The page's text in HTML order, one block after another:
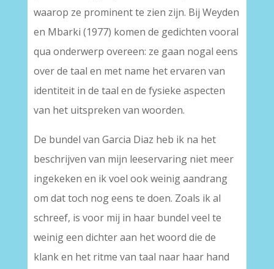
waarop ze prominent te zien zijn. Bij Weyden
en Mbarki (1977) komen de gedichten vooral
qua onderwerp overeen: ze gaan nogal eens
over de taal en met name het ervaren van
identiteit in de taal en de fysieke aspecten
van het uitspreken van woorden.
De bundel van Garcia Diaz heb ik na het
beschrijven van mijn leeservaring niet meer
ingekeken en ik voel ook weinig aandrang
om dat toch nog eens te doen. Zoals ik al
schreef, is voor mij in haar bundel veel te
weinig een dichter aan het woord die de
klank en het ritme van taal naar haar hand